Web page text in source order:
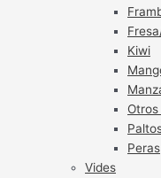
Kiwi
Peras
Vides